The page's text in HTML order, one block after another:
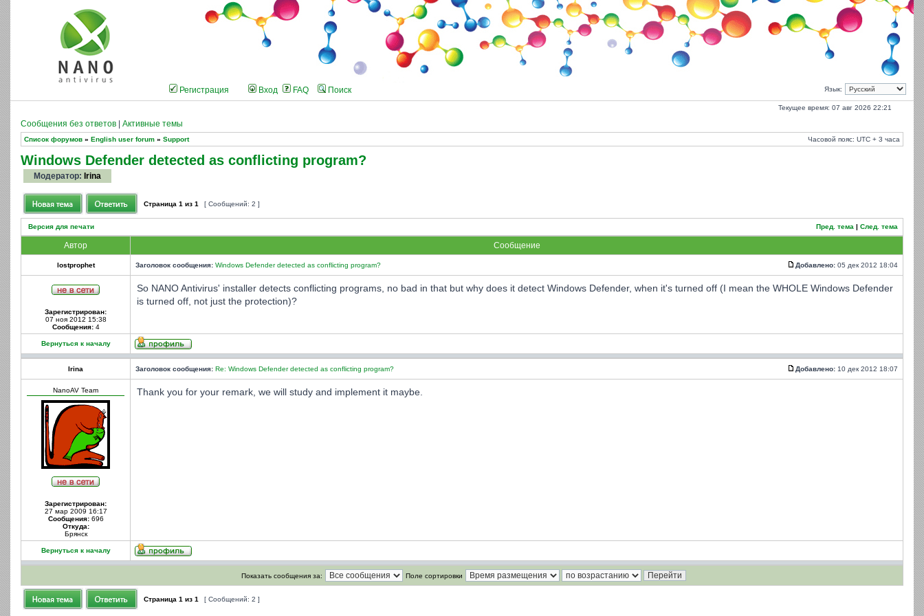
Язык:
Регистрация Вход FAQ Поиск
Текущее время: 07 авг 2026 22:21
Сообщения без ответов Активные темы
Список форумов » English user forum » Support Часовой пояс: UTC + 3 часа
Windows Defender detected as conflicting program?
Модератор: Irina
Страница 1 из 1 [ Сообщений: 2 ]
Версия для печати Пред. тема | След. тема
Автор Сообщение
lostprophet Заголовок сообщения: Windows Defender detected as conflicting program? Добавлено: 05 дек 2012 18:04
Зарегистрирован:
07 ноя 2012 15:38
Сообщения:4
So NANO Antivirus' installer detects conflicting programs, no bad in that but why does it detect Windows Defender, when it's turned off (I mean the WHOLE Windows Defender
is turned off, not just the protection)?
Вернуться к началу
Irina Заголовок сообщения: Re: Windows Defender detected as conflicting program? Добавлено: 10 дек 2012 18:07
NanoAV Team
Зарегистрирован:
27 мар 2009 16:17
Сообщения:696
Откуда:
Брянск
Thank you for your remark, we will study and implement it maybe.
Вернуться к началу
Показать сообщения за: Поле сортировки
Страница 1 из 1 [ Сообщений: 2 ]